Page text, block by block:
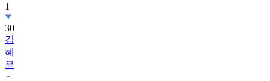
1
30
김
혜
윤